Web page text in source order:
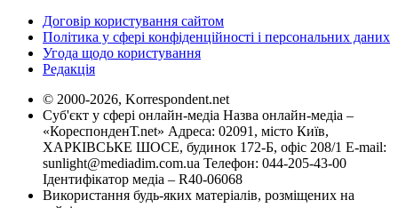
Договір користування сайтом
Політика у сфері конфіденційності і персональних даних
Угода щодо користування
Редакція
© 2000-2026, Korrespondent.net
Суб'єкт у сфері онлайн-медіа Назва онлайн-медіа –
«КореспонденТ.net» Адреса: 02091, місто Київ,
ХАРКІВСЬКЕ ШОСЕ, будинок 172-Б, офіс 208/1 E-mail:
sunlight@mediadim.com.ua Телефон: 044-205-43-00
Ідентифікатор медіа – R40-06068
Використання будь-яких матеріалів, розміщених на